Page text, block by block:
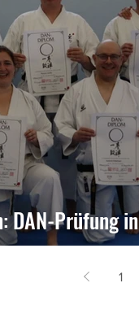
DAN-Prüfung in
1